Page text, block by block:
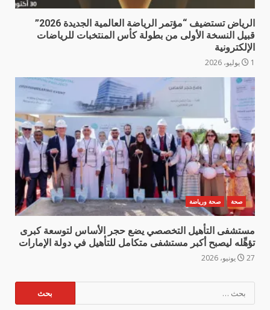
الرياض تستضيف “مؤتمر الرياضة العالمية الجديدة 2026”
قبيل النسخة الأولى من بطولة كأس المنتخبات للرياضات
الإلكترونية
1 يوليو، 2026
صحة صحة ورياضة
مستشفى التأهيل التخصصي يضع حجر الأساس لتوسعة كبرى
تؤهِّله ليصبح أكبر مستشفى متكامل للتأهيل في دولة الإمارات
27 يونيو، 2026
عن: